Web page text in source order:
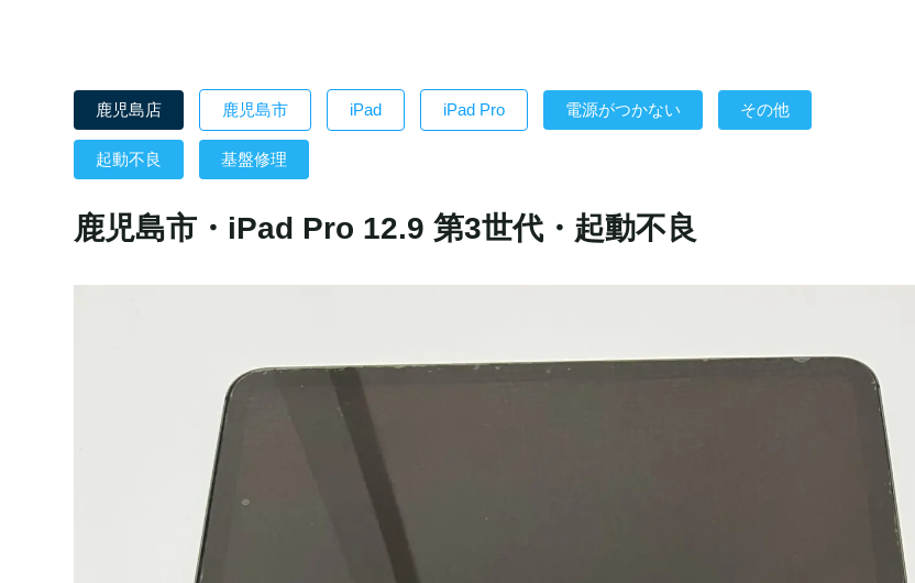
鹿児島店 鹿児島市 iPad iPad Pro 電源がつかない その他
起動不良 基盤修理
鹿児島市・iPad Pro 12.9 第3世代・起動不良